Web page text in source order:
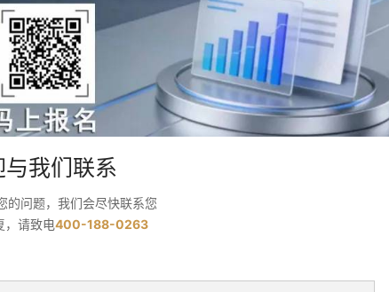
与我们联系
的问题，我们会尽快联系您
，请致电400-188-0263